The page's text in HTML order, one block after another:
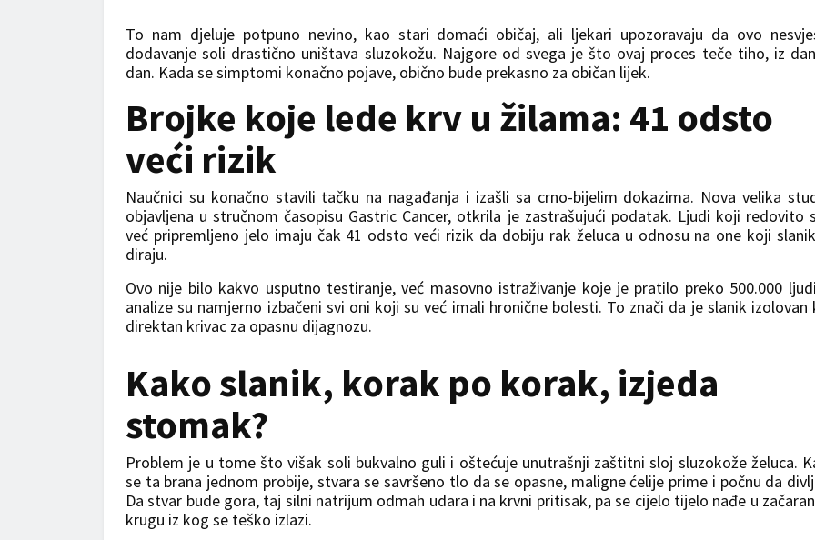
To nam djeluje potpuno nevino, kao stari domaći običaj, ali ljekari upozoravaju da ovo
dodavanje soli drastično uništava sluzokožu. Najgore od svega je što ovaj proces teče tiho, iz
dan. Kada se simptomi konačno pojave, obično bude prekasno za običan lijek.
Brojke koje lede krv u žilama: 41 odsto
veći rizik
Naučnici su konačno stavili tačku na nagađanja i izašli sa crno-bijelim dokazima. Nova velika
objavljena u stručnom časopisu Gastric Cancer, otkrila je zastrašujući podatak. Ljudi koji redovito
već pripremljeno jelo imaju čak 41 odsto veći rizik da dobiju rak želuca u odnosu na one koji
diraju.
Ovo nije bilo kakvo usputno testiranje, već masovno istraživanje koje je pratilo preko 500.000
analize su namjerno izbačeni svi oni koji su već imali hronične bolesti. To znači da je slanik izolovan
direktan krivac za opasnu dijagnozu.
Kako slanik, korak po korak, izjeda
stomak?
Problem je u tome što višak soli bukvalno guli i oštećuje unutrašnji zaštitni sloj sluzokože želuca.
se ta brana jednom probije, stvara se savršeno tlo da se opasne, maligne ćelije prime i počnu da
Da stvar bude gora, taj silni natrijum odmah udara i na krvni pritisak, pa se cijelo tijelo nađe u
krugu iz kog se teško izlazi.